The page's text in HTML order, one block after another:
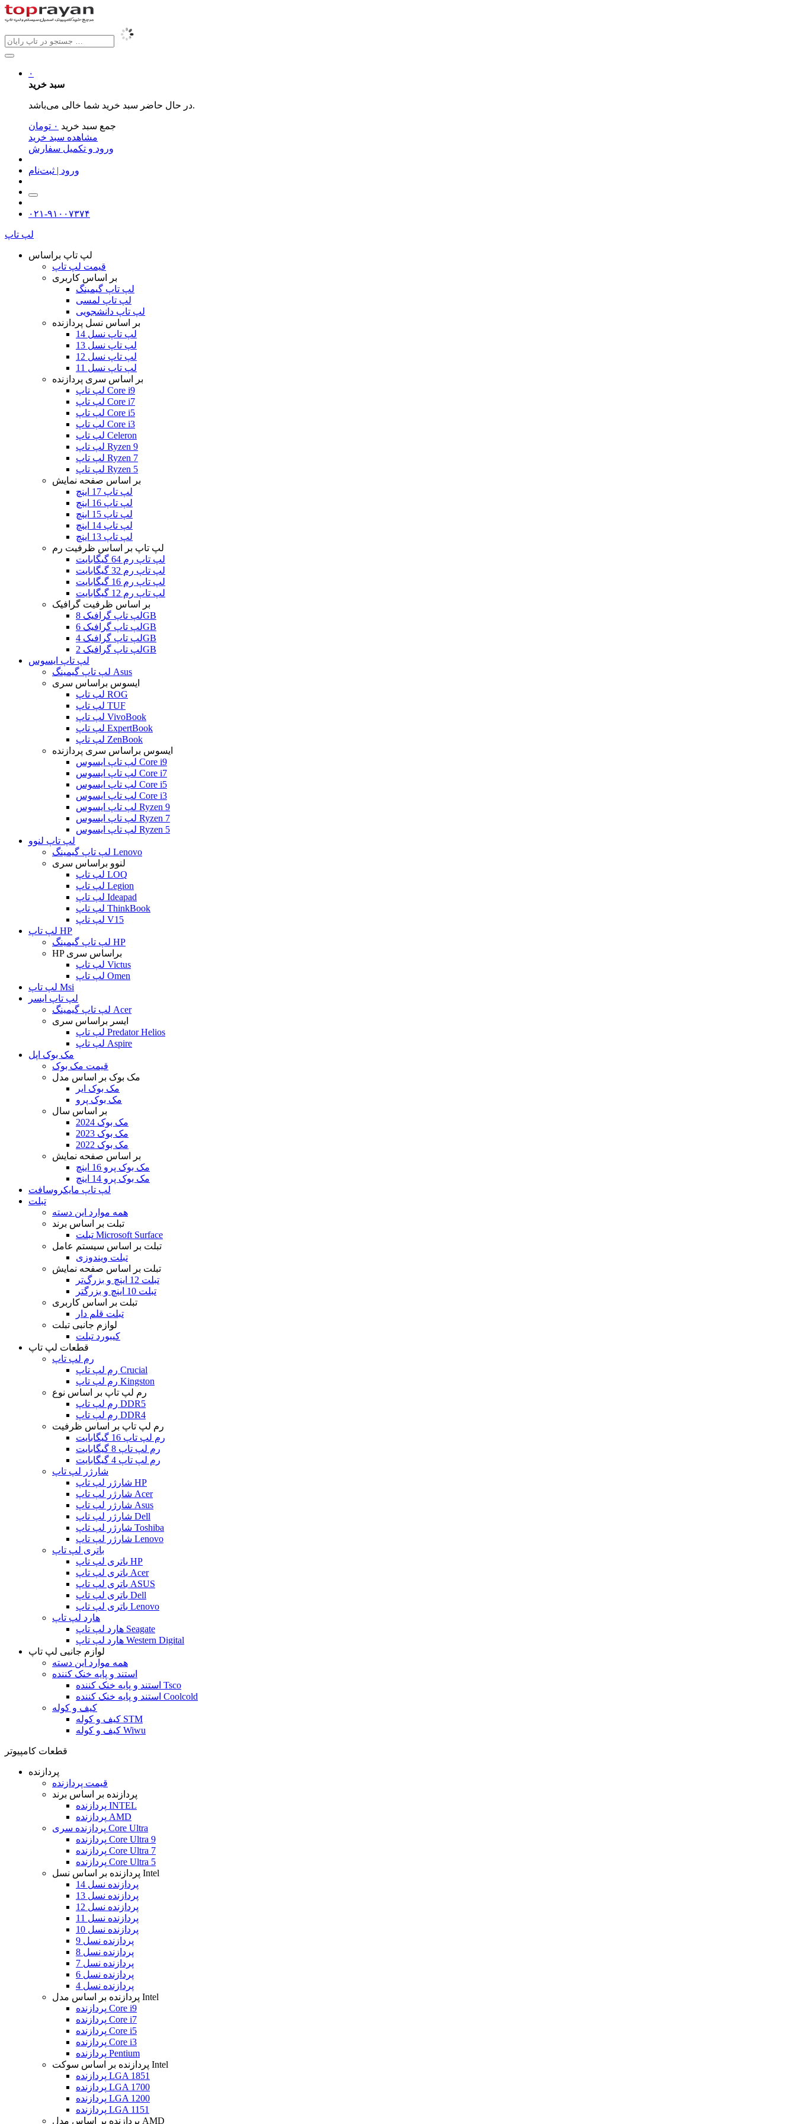
۰
سبد خرید
در حال حاضر سبد خرید شما خالی می‌باشد.
جمع سبد خرید ۰ تومان
مشاهده سبد خرید
ورود و تکمیل سفارش
ورود | ثبت‌نام
۰۲۱-۹۱۰۰۷۳۷۴
لپ تاپ
لپ تاپ براساس
قیمت لپ تاپ
بر اساس کاربری
لپ تاپ گیمینگ
لپ تاپ لمسی
لپ تاپ دانشجویی
بر اساس نسل پردازنده
لپ تاپ نسل 14
لپ تاپ نسل 13
لپ تاپ نسل 12
لپ تاپ نسل 11
بر اساس سری پردازنده
لپ تاپ Core i9
لپ تاپ Core i7
لپ تاپ Core i5
لپ تاپ Core i3
لپ تاپ Celeron
لپ تاپ Ryzen 9
لپ تاپ Ryzen 7
لپ تاپ Ryzen 5
بر اساس صفحه نمایش
لپ تاپ 17 اینچ
لپ تاپ 16 اینچ
لپ تاپ 15 اینچ
لپ تاپ 14 اینچ
لپ تاپ 13 اینچ
لپ تاپ بر اساس ظرفیت رم
لپ تاپ رم 64 گیگابایت
لپ تاپ رم 32 گیگابایت
لپ تاپ رم 16 گیگابایت
لپ تاپ رم 12 گیگابایت
بر اساس ظرفیت گرافیک
لپ تاپ گرافیک 8GB
لپ تاپ گرافیک 6GB
لپ تاپ گرافیک 4GB
لپ تاپ گرافیک 2GB
لپ تاپ ایسوس
لپ تاپ گیمینگ Asus
ایسوس براساس سری
لپ تاپ ROG
لپ تاپ TUF
لپ تاپ VivoBook
لپ تاپ ExpertBook
لپ تاپ ZenBook
ایسوس براساس سری پردازنده
لپ تاپ ایسوس Core i9
لپ تاپ ایسوس Core i7
لپ تاپ ایسوس Core i5
لپ تاپ ایسوس Core i3
لپ تاپ ایسوس Ryzen 9
لپ تاپ ایسوس Ryzen 7
لپ تاپ ایسوس Ryzen 5
لپ تاپ لنوو
لپ تاپ گیمینگ Lenovo
لنوو براساس سری
لپ تاپ LOQ
لپ تاپ Legion
لپ تاپ Ideapad
لپ تاپ ThinkBook
لپ تاپ V15
لپ تاپ HP
لپ تاپ گیمینگ HP
HP براساس سری
لپ تاپ Victus
لپ تاپ Omen
لپ تاپ Msi
لپ تاپ ایسر
لپ تاپ گیمینگ Acer
ایسر براساس سری
لپ تاپ Predator Helios
لپ تاپ Aspire
مک بوک اپل
قیمت مک بوک
مک بوک بر اساس مدل
مک بوک ایر
مک بوک پرو
بر اساس سال
مک بوک 2024
مک بوک 2023
مک بوک 2022
بر اساس صفحه نمایش
مک بوک پرو 16 اینچ
مک بوک پرو 14 اینچ
لپ تاپ مایکروسافت
تبلت
همه موارد این دسته
تبلت بر اساس برند
تبلت Microsoft Surface
تبلت بر اساس سیستم عامل
تبلت ویندوزی
تبلت بر اساس صفحه نمایش
تبلت 12 اینچ و بزرگ‌تر
تبلت 10 اینچ و بزرگتر
تبلت بر اساس کاربری
تبلت قلم دار
لوازم جانبی تبلت
کیبورد تبلت
قطعات لپ تاپ
رم لپ تاپ
رم لپ تاپ Crucial
رم لپ تاپ Kingston
رم لپ تاپ بر اساس نوع
رم لپ تاپ DDR5
رم لپ تاپ DDR4
رم لپ تاپ بر اساس ظرفیت
رم لپ تاپ 16 گیگابایت
رم لپ تاپ 8 گیگابایت
رم لپ تاپ 4 گیگابایت
شارژر لپ تاپ
شارژر لپ تاپ HP
شارژر لپ تاپ Acer
شارژر لپ تاپ Asus
شارژر لپ تاپ Dell
شارژر لپ تاپ Toshiba
شارژر لپ تاپ Lenovo
باتری لپ تاپ
باتری لپ تاپ HP
باتری لپ تاپ Acer
باتری لپ تاپ ASUS
باتری لپ تاپ Dell
باتری لپ تاپ Lenovo
هارد لپ تاپ
هارد لپ تاپ Seagate
هارد لپ تاپ Western Digital
لوازم جانبی لپ تاپ
همه موارد این دسته
استند و پایه خنک کننده
استند و پایه خنک کننده Tsco
استند و پایه خنک کننده Coolcold
کیف و کوله
کیف و کوله STM
کیف و کوله Wiwu
قطعات کامپیوتر
پردازنده
قیمت پردازنده
پردازنده بر اساس برند
پردازنده INTEL
پردازنده AMD
پردازنده سری Core Ultra
پردازنده Core Ultra 9
پردازنده Core Ultra 7
پردازنده Core Ultra 5
پردازنده بر اساس نسل Intel
پردازنده نسل 14
پردازنده نسل 13
پردازنده نسل 12
پردازنده نسل 11
پردازنده نسل 10
پردازنده نسل 9
پردازنده نسل 8
پردازنده نسل 7
پردازنده نسل 6
پردازنده نسل 4
پردازنده بر اساس مدل Intel
پردازنده Core i9
پردازنده Core i7
پردازنده Core i5
پردازنده Core i3
پردازنده Pentium
پردازنده بر اساس سوکت Intel
پردازنده LGA 1851
پردازنده LGA 1700
پردازنده LGA 1200
پردازنده LGA 1151
پردازنده بر اساس مدل AMD